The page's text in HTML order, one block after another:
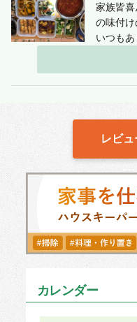
家族皆
の味付け
いつもあ
レビ
カレンダー